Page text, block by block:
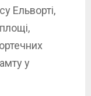
Ельворті,
у